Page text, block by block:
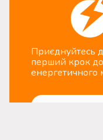
Приєднуйтесь
перший крок до
енергетичного